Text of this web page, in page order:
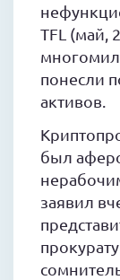
TFL (май,
понесли
активов.
был
заявил